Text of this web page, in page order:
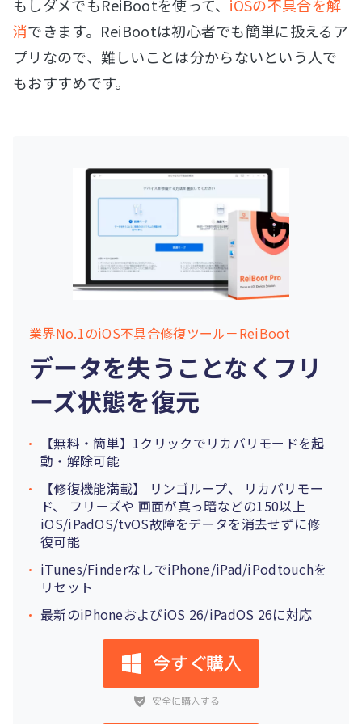
もしダメでもReiBootを使って、 iOSの不具合を解
消できます。ReiBootは初心者でも簡単に扱えるア
プリなので、難しいことは分からないという人で
もおすすめです。
業界No.1のiOS不具合修復ツール－ReiBoot
データを失うことなくフリ
ーズ状態を復元
【無料・簡単】1クリックでリカバリモードを起
動・解除可能
【修復機能満載】
リンゴループ、
リカバリモー
ド、 フリーズや 画面が真っ暗などの150以上
iOS/iPadOS/tvOS故障をデータを消去せずに修
復可能
iTunes/FinderなしでiPhone/iPad/iPodtouchを
リセット
最新のiPhoneおよびiOS 26/iPadOS 26に対応